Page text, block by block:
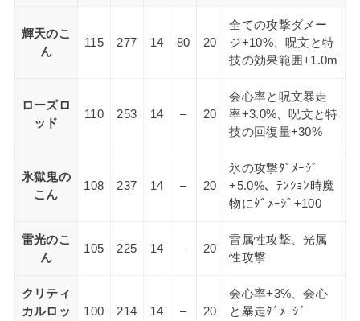
輝天のこ
ん
115 277 14 80 20
全ての攻撃ダメー
ジ+10%、呪文と特
技の効果範囲+1.0m
ローズロ
ッド
110 253 14 – 20
会心率と呪文暴走
率+3.0%、呪文と特
技の回復量+30%
氷獄鬼の
こん
108 237 14 – 20
氷の攻撃ﾀﾞﾒｰｼﾞ
+5.0%、ﾃﾝｼｮﾝ時魔
物にﾀﾞﾒｰｼﾞ+100
雷光のこ
ん
105 225 14 – 20
雷属性攻撃、光属
性攻撃
クリティ
カルロッ
100 214 14 – 20
会心率+3%、会心
と暴走ﾀﾞﾒｰｼﾞ